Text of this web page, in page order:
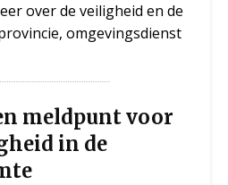
over de veiligheid en de
omgevingsdienst
meldpunt voor
in de